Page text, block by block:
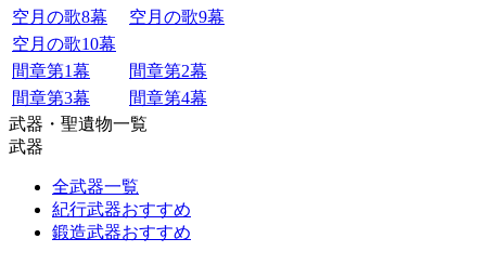
空月の歌8幕
空月の歌9幕
空月の歌10幕
間章第1幕
間章第2幕
間章第3幕
間章第4幕
武器・聖遺物一覧
武器
全武器一覧
紀行武器おすすめ
鍛造武器おすすめ